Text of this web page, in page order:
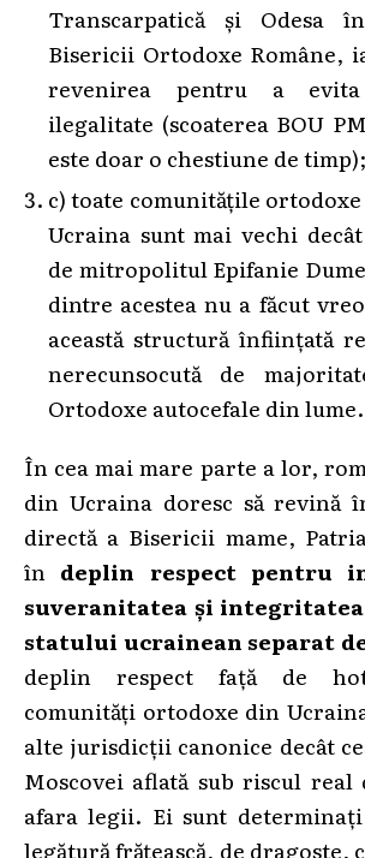
Transcarpatică și Odesa
Bisericii Ortodoxe Române,
revenirea pentru a
ilegalitate (scoaterea BOU
este doar o chestiune de timp);
c) toate comunitățile
Ucraina sunt mai vechi
de mitropolitul Epifanie
dintre acestea nu a făcut
această structură înființată
nerecunsocută de
Ortodoxe autocefale din lume.
În cea mai mare parte a lor,
din Ucraina doresc să revină
directă a Bisericii mame,
în deplin respect pentru
suveranitatea și
statului ucrainean separat
deplin respect față de
comunități ortodoxe din
alte jurisdicții canonice decât
Moscovei aflată sub riscul real
afara legii. Ei sunt determinați
legătură frățească, de dragoste,